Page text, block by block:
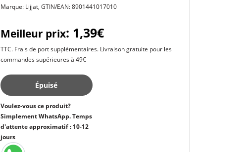
Marque: Lijjat, GTIN/EAN: 8901441017010
Meilleur prix: 1,39€
TTC. Frais de port supplémentaires. Livraison gratuite pour les
commandes supérieures à 49€
Épuisé
Voulez-vous ce produit?
Simplement WhatsApp. Temps
d'attente approximatif : 10-12
jours